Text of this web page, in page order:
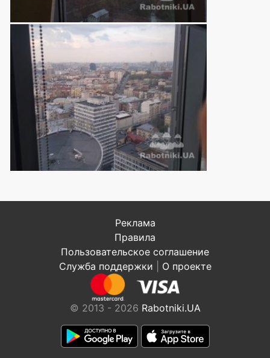
Реклама
Правила
Пользовательское соглашение
Служба поддержки
О проекте
© 2013 - 2026 Rabotniki.UA